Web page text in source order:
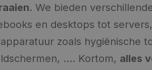
. We bieden
en desktops tot
zoals hygiënische
.... Kortom, alles